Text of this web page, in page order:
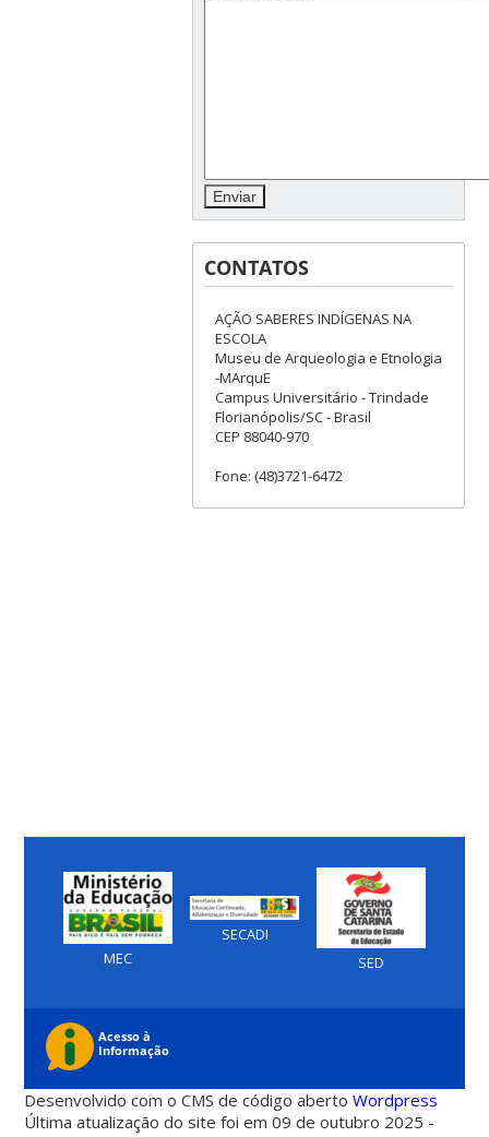
CONTATOS
AÇÃO SABERES INDÍGENAS NA
ESCOLA
Museu de Arqueologia e Etnologia
-MArquE
Campus Universitário - Trindade
Florianópolis/SC - Brasil
CEP 88040-970
Fone: (48)3721-6472
MEC
SECADI
SED
Desenvolvido com o CMS de código abertoWordpress
Última atualização do site foi em 09 de outubro 2025 -